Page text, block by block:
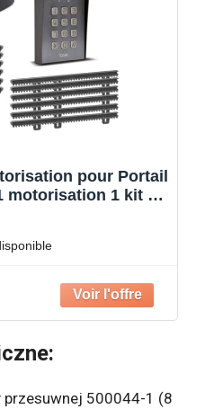
pour Portail
motorisation 1 kit de
Filaire
przesuwnej 500044-1 (8